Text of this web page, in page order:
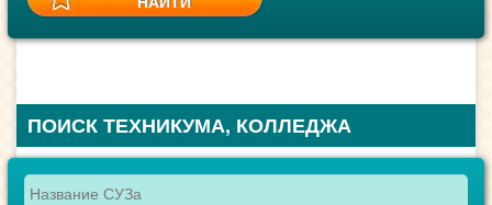
ПОИСК ТЕХНИКУМА, КОЛЛЕДЖА